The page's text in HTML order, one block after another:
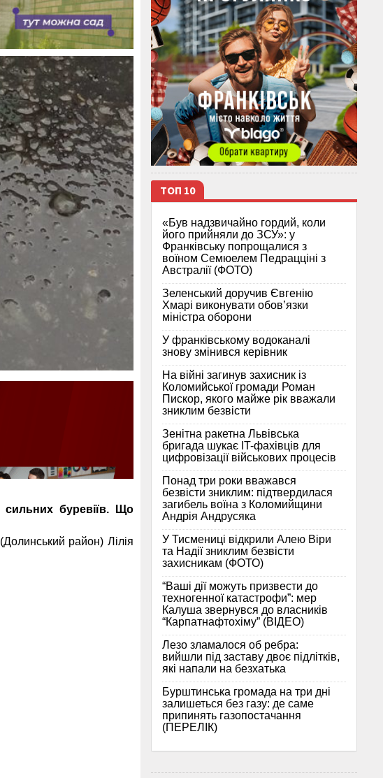
сильних буревіїв. Що
район) Лілія
ТОП 10
«Був надзвичайно гордий, коли
його прийняли до ЗСУ»: у
Франківську попрощалися з
воїном Семюелем Педрацціні з
Австралії (ФОТО)
Зеленський доручив Євгенію
Хмарі виконувати обов’язки
міністра оборони
У франківському водоканалі
знову змінився керівник
На війні загинув захисник із
Коломийської громади Роман
Пискор, якого майже рік вважали
зниклим безвісти
Зенітна ракетна Львівська
бригада шукає IT-фахівців для
цифровізації військових процесів
Понад три роки вважався
безвісти зниклим: підтвердилася
загибель воїна з Коломийщини
Андрія Андрусяка
У Тисмениці відкрили Алею Віри
та Надії зниклим безвісти
захисникам (ФОТО)
“Ваші дії можуть призвести до
техногенної катастрофи”: мер
Калуша звернувся до власників
“Карпатнафтохіму” (ВІДЕО)
Лезо зламалося об ребра:
вийшли під заставу двоє підлітків,
які напали на безхатька
Бурштинська громада на три дні
залишеться без газу: де саме
припинять газопостачання
(ПЕРЕЛІК)